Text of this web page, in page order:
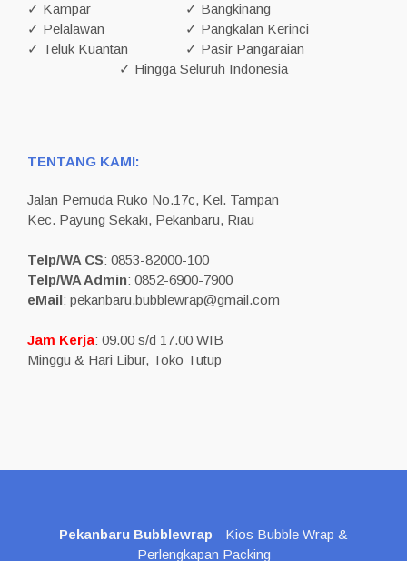
✓ Kampar
✓ Bangkinang
✓ Pelalawan
✓ Pangkalan Kerinci
✓ Teluk Kuantan
✓ Pasir Pangaraian
✓ Hingga Seluruh Indonesia
TENTANG KAMI:
Jalan Pemuda Ruko No.17c, Kel. Tampan
Kec. Payung Sekaki, Pekanbaru, Riau
Telp/WA CS: 0853-82000-100
Telp/WA Admin: 0852-6900-7900
eMail: pekanbaru.bubblewrap@gmail.com
Jam Kerja: 09.00 s/d 17.00 WIB
Minggu & Hari Libur, Toko Tutup
Pekanbaru Bubblewrap - Kios Bubble Wrap &
Perlengkapan Packing